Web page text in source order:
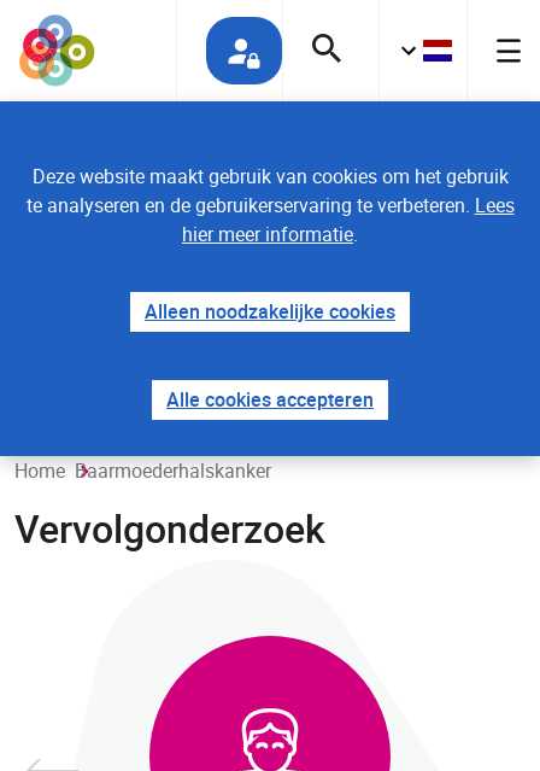
Deze website maakt gebruik van cookies om het gebruik
te analyseren en de gebruikerservaring te verbeteren. Lees
hier meer informatie.
Alleen noodzakelijke cookies
Alle cookies accepteren
Home Baarmoederhalskanker
Vervolgonderzoek